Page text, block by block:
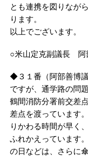
とも連携を図りなが
ります。
以上でございます。
○米山定克副議長 阿
◆３１番（阿部善博
ですが、通学路の問
鶴間消防分署前交差
差点を渡っています
りかわる時間が早く
ふれかえっています
の日などは、さらに